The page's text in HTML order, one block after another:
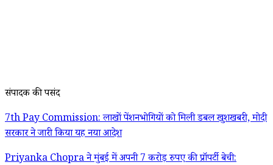
संपादक की पसंद
7th Pay Commission: लाखों पेंशनभोगियों को मिली डबल खुशखबरी, मोदी
सरकार ने जारी किया यह नया आदेश
Priyanka Chopra ने मुंबई में अपनी 7 करोड़ रुपए की प्रॉपर्टी बेची: